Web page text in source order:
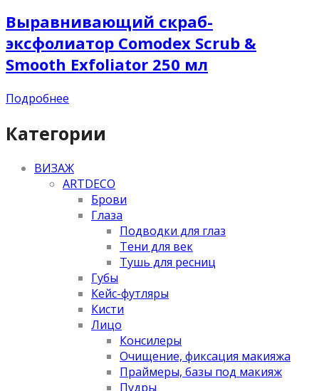
Выравнивающий скраб-
эксфолиатор Comodex Scrub &
Smooth Exfoliator 250 мл
Подробнее
Категории
ВИЗАЖ
ARTDECO
Брови
Глаза
Подводки для глаз
Тени для век
Тушь для ресниц
Губы
Кейс-футляры
Кисти
Лицо
Консилеры
Очищение, фиксация макияжа
Праймеры, базы под макияж
Пудры